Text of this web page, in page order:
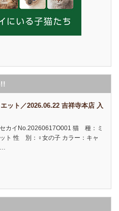
エット／2026.06.22 吉祥寺本店 入
カイNo.20260617O001 猫 種：ミ
ト 性 別：♀女の子 カラー：キャ